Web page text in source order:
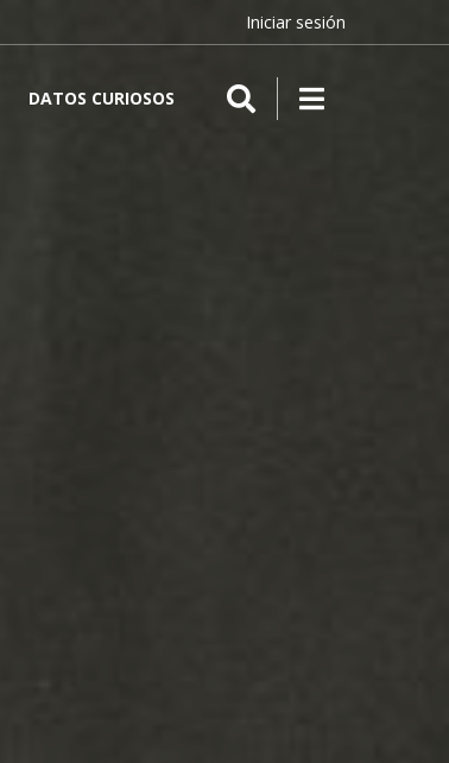
Iniciar sesión
DATOS CURIOSOS